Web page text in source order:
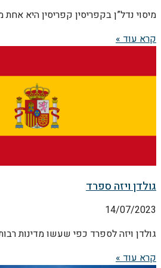
מיסוי נדל”ן בקפריסין קפריסין היא
קרא עוד »
גולדן ויזה ספרד
14/07/2023
גולדן ויזה לספרד כפי שעשו מדינות
קרא עוד »